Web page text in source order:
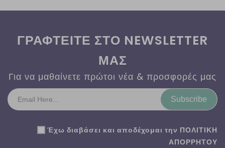
ΓΡΑΦΤΕΙΤΕ ΣΤΟ NEWSLETTER
ΜΑΣ
Για να μαθαίνετε πρώτοι νέα & προσφορές μας
Subscribe
Έχω διαβάσει και αποδέχομαι την ΠΟΛΙΤΙΚΗ
ΑΠΟΡΡΗΤΟΥ